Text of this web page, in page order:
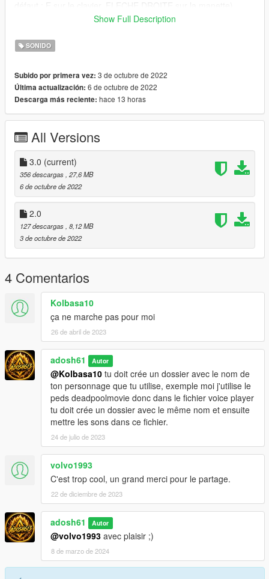
du mieux que je peut.
vidéos expliquant du début a la fin comment le faire
fonctionner.
merciiii!!
version 3.0
in version 3.0 i added more deadpool voices
dans la version 3.0 j'ai ajouter plus de voix de deadpool
Show Full Description
SONIDO
Subido por primera vez: 3 de octubre de 2022
Última actualización: 6 de octubre de 2022
Descarga más reciente: hace 13 horas
All Versions
3.0 (current)
356 descargas , 27,6 MB
6 de octubre de 2022
2.0
127 descargas , 8,12 MB
3 de octubre de 2022
4 Comentarios
Kolbasa10
ça ne marche pas pour moi
26 de abril de 2023
adosh61 Autor
@Kolbasa10 tu doit crée un dossier avec le nom de
ton personnage que tu utilise, exemple moi j'utilise le
peds deadpoolmovie donc dans le fichier voice player
tu doit crée un dossier avec le même nom et ensuite
mettre les sons dans ce fichier.
24 de julio de 2023
volvo1993
C'est trop cool, un grand merci pour le partage.
22 de diciembre de 2023
adosh61 Autor
@volvo1993 avec plaisir ;)
8 de marzo de 2024